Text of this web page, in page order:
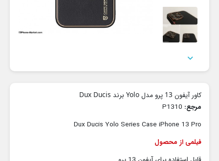

کاور آیفون 13 پرو مدل Yolo برند Dux Ducis
مرجع:
Dux Ducis Yolo Series Case iPhone 13 Pro
فیلمی از محصول